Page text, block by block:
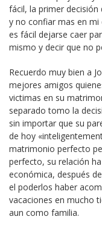
fácil, la primer
y no confiar mas en
es fácil dejarse caer
mismo y decir que no
Recuerdo muy bien a
mejores amigos
victimas en su
separado tomo la
sin importar que su
de hoy
matrimonio perfecto
perfecto, su relación
económica, después
el poderlos haber
vacaciones en mucho
aun como familia.